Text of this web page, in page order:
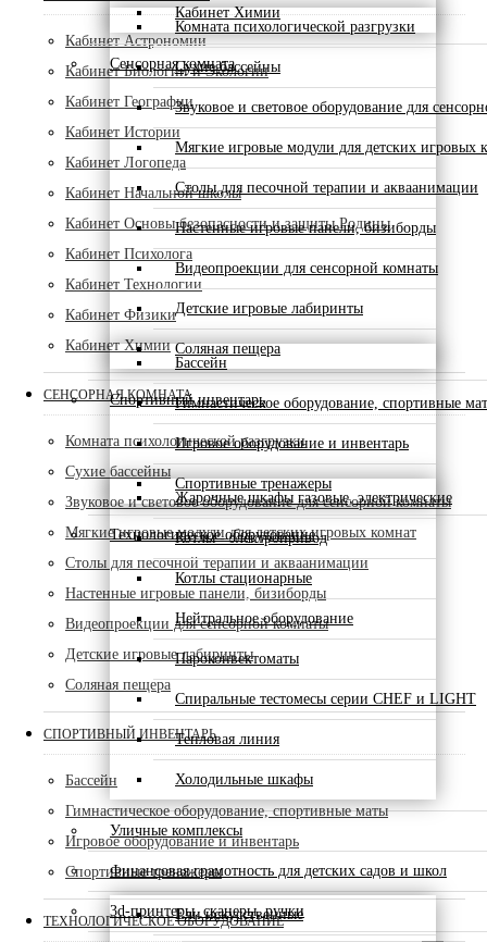
Кабинет Химии
Сенсорная комната
Комната психологической разгрузки
Сухие бассейны
Звуковое и световое оборудование для
Мягкие игровые модули для детских игровых
Столы для песочной терапии и акваанимации
Настенные игровые панели, бизиборды
Видеопроекции для сенсорной комнаты
Детские игровые лабиринты
Соляная пещера
Спортивный инвентарь
Бассейн
Гимнастическое оборудование, спортивные
Игровое оборудование и инвентарь
Спортивные тренажеры
Технологическое оборудование
Жарочные шкафы газовые, электрические
Котлы - электропривод
Котлы стационарные
Нейтральное оборудование
Пароконвектоматы
Спиральные тестомесы серии CHEF и LIGHT
Тепловая линия
Холодильные шкафы
Уличные комплексы
Финансовая грамотность для детских садов и школ
3d-принтеры, сканеры, ручки
Ели искусственные
Кабинет Астрономии
Кабинет Биологии и Экологии
Кабинет Географии
Кабинет Истории
Кабинет Логопеда
Кабинет Начальной школы
Кабинет Основы безопасности и защиты Родины
Кабинет Психолога
Кабинет Технологии
Кабинет Физики
Кабинет Химии
СЕНСОРНАЯ КОМНАТА
Комната психологической разгрузки
Сухие бассейны
Звуковое и световое оборудование для сенсорной комнаты
Мягкие игровые модули для детских игровых комнат
Столы для песочной терапии и акваанимации
Настенные игровые панели, бизиборды
Видеопроекции для сенсорной комнаты
Детские игровые лабиринты
Соляная пещера
СПОРТИВНЫЙ ИНВЕНТАРЬ
Бассейн
Гимнастическое оборудование, спортивные маты
Игровое оборудование и инвентарь
Спортивные тренажеры
ТЕХНОЛОГИЧЕСКОЕ ОБОРУДОВАНИЕ